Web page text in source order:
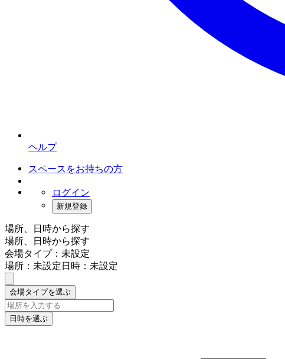
ヘルプ
スペースをお持ちの方
ログイン
新規登録
場所、日時から探す
場所、日時から探す
会場タイプ：未設定
場所：未設定日時：未設定
会場タイプを選ぶ
日時を選ぶ